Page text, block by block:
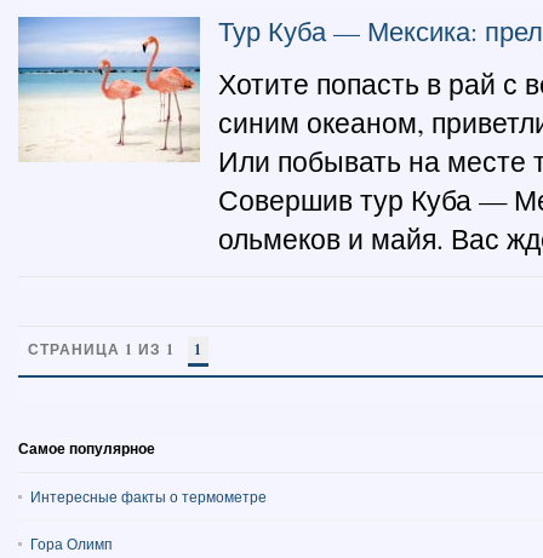
Тур Куба — Мексика:
Хотите попасть в рай с
синим океаном,
Или побывать на месте
Совершив тур Куба —
ольмеков и майя. Вас
СТРАНИЦА 1 ИЗ 1 1
Самое популярное
Интересные факты о термометре
Гора Олимп